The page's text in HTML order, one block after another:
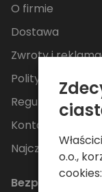
O firmie
Dostawa
Zwroty i
Polityka
Regulamin
Kontakt
Najczęściej
Bezpieczne
o.o.,
cookies: